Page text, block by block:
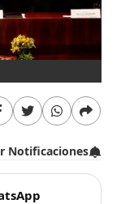
Notificaciones